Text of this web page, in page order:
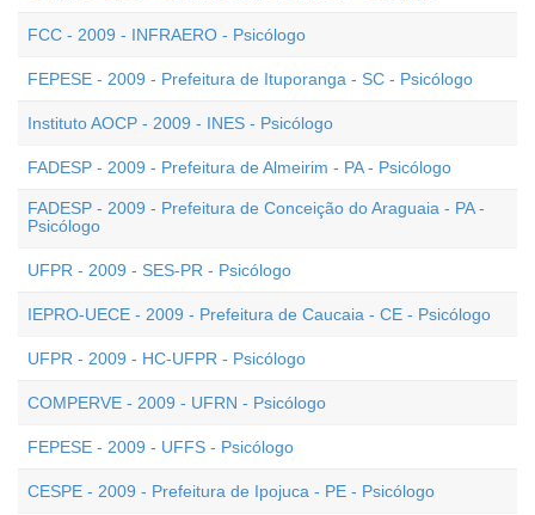
FCC - 2009 - INFRAERO - Psicólogo
FEPESE - 2009 - Prefeitura de Ituporanga - SC - Psicólogo
Instituto AOCP - 2009 - INES - Psicólogo
FADESP - 2009 - Prefeitura de Almeirim - PA - Psicólogo
FADESP - 2009 - Prefeitura de Conceição do Araguaia - PA -
Psicólogo
UFPR - 2009 - SES-PR - Psicólogo
IEPRO-UECE - 2009 - Prefeitura de Caucaia - CE - Psicólogo
UFPR - 2009 - HC-UFPR - Psicólogo
COMPERVE - 2009 - UFRN - Psicólogo
FEPESE - 2009 - UFFS - Psicólogo
CESPE - 2009 - Prefeitura de Ipojuca - PE - Psicólogo